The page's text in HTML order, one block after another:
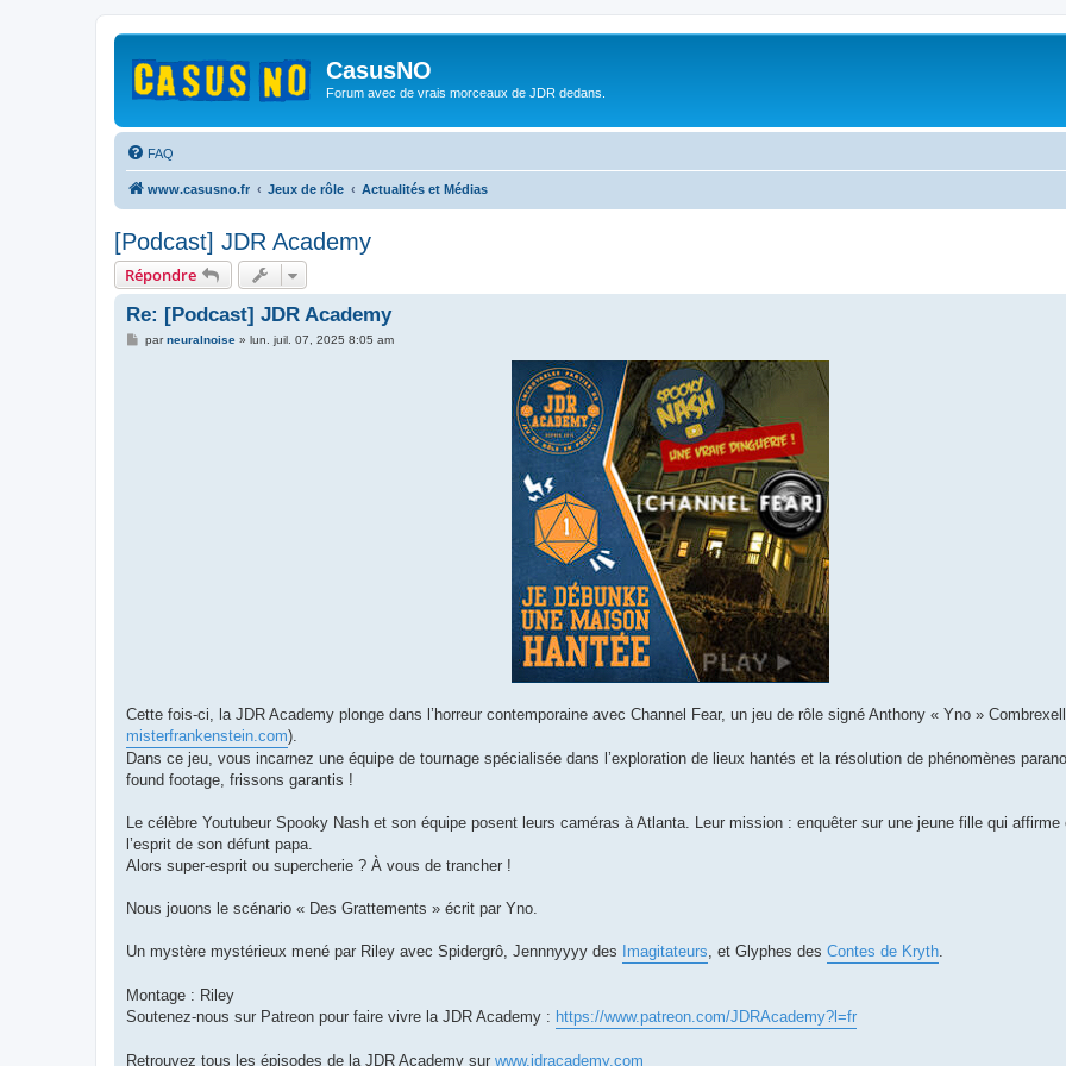
CasusNO
Forum avec de vrais morceaux de JDR dedans.
FAQ
www.casusno.fr Jeux de rôle Actualités et Médias
[Podcast] JDR Academy
Répondre
Re: [Podcast] JDR Academy
Mparneuralnoise» lun. juil. 07, 2025 8:05 am
Cette fois-ci, la JDR Academy plonge dans l’horreur contemporaine avec Channel Fear, un jeu de rôle signé Anthony « Yno »
misterfrankenstein.com).
Dans ce jeu, vous incarnez une équipe de tournage spécialisée dans l’exploration de lieux hantés et la résolution de phénomènes
found footage, frissons garantis !
Le célèbre Youtubeur Spooky Nash et son équipe posent leurs caméras à Atlanta. Leur mission : enquêter sur une jeune fille qui
l’esprit de son défunt papa.
Alors super-esprit ou supercherie ? À vous de trancher !
Nous jouons le scénario « Des Grattements » écrit par Yno.
Un mystère mystérieux mené par Riley avec Spidergrô, Jennnyyyy des Imagitateurs , et Glyphes des Contes de Kryth
Montage : Riley
Soutenez-nous sur Patreon pour faire vivre la JDR Academy : https://www.patreon.com/JDRAcademy?l=fr
Retrouvez tous les épisodes de la JDR Academy sur www.jdracademy.com